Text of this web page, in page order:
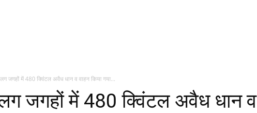
जगहों में 480 क्विंटल अवैध धान व वाहन किया गया...
जगहों में 480 क्विंटल अवैध धान व